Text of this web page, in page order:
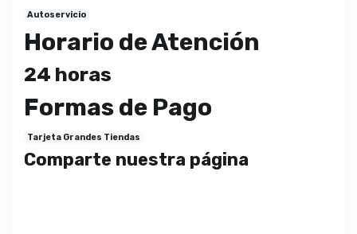
Autoservicio
Horario de Atención
24 horas
Formas de Pago
Tarjeta Grandes Tiendas
Comparte nuestra página